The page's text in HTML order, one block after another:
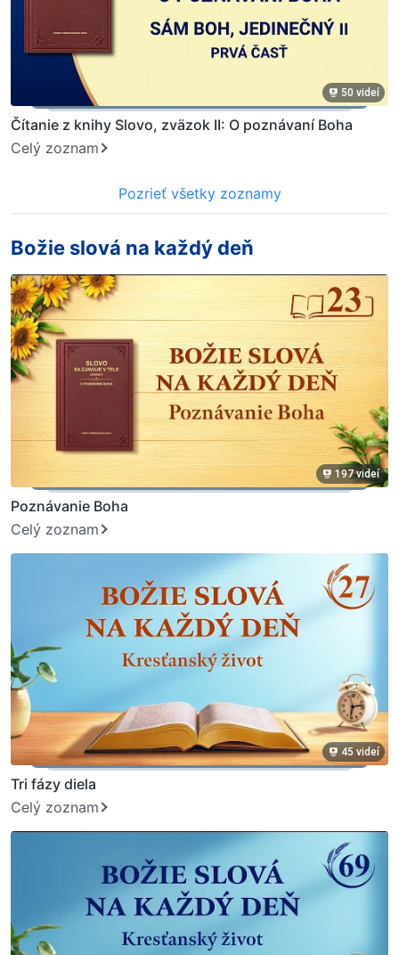
50 videí
Čítanie z knihy Slovo, zväzok II: O poznávaní Boha
Celý zoznam
Pozrieť všetky zoznamy
Božie slová na každý deň
197 videí
Poznávanie Boha
Celý zoznam
45 videí
Tri fázy diela
Celý zoznam